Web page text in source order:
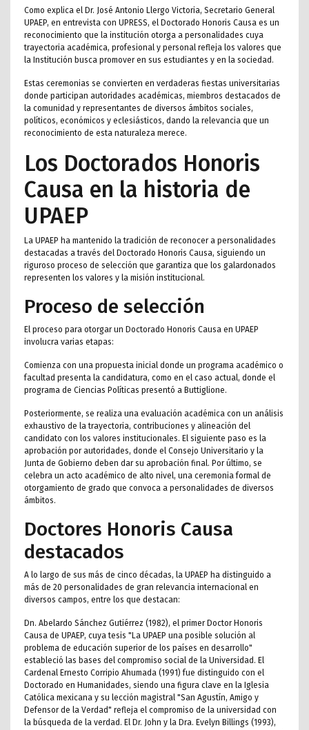
Como explica el Dr. José Antonio Llergo Victoria, Secretario General
UPAEP, en entrevista con UPRESS, el Doctorado Honoris Causa es un
reconocimiento que la institución otorga a personalidades cuya
trayectoria académica, profesional y personal refleja los valores que
la Institución busca promover en sus estudiantes y en la sociedad.
Estas ceremonias se convierten en verdaderas fiestas universitarias
donde participan autoridades académicas, miembros destacados de
la comunidad y representantes de diversos ámbitos sociales,
políticos, económicos y eclesiásticos, dando la relevancia que un
reconocimiento de esta naturaleza merece.
Los Doctorados Honoris
Causa en la historia de
UPAEP
La UPAEP ha mantenido la tradición de reconocer a personalidades
destacadas a través del Doctorado Honoris Causa, siguiendo un
riguroso proceso de selección que garantiza que los galardonados
representen los valores y la misión institucional.
Proceso de selección
El proceso para otorgar un Doctorado Honoris Causa en UPAEP
involucra varias etapas:
Comienza con una propuesta inicial donde un programa académico o
facultad presenta la candidatura, como en el caso actual, donde el
programa de Ciencias Políticas presentó a Buttiglione.
Posteriormente, se realiza una evaluación académica con un análisis
exhaustivo de la trayectoria, contribuciones y alineación del
candidato con los valores institucionales. El siguiente paso es la
aprobación por autoridades, donde el Consejo Universitario y la
Junta de Gobierno deben dar su aprobación final. Por último, se
celebra un acto académico de alto nivel, una ceremonia formal de
otorgamiento de grado que convoca a personalidades de diversos
ámbitos.
Doctores Honoris Causa
destacados
A lo largo de sus más de cinco décadas, la UPAEP ha distinguido a
más de 20 personalidades de gran relevancia internacional en
diversos campos, entre los que destacan:
Dn. Abelardo Sánchez Gutiérrez (1982), el primer Doctor Honoris
Causa de UPAEP, cuya tesis "La UPAEP una posible solución al
problema de educación superior de los países en desarrollo"
estableció las bases del compromiso social de la Universidad. El
Cardenal Ernesto Corripio Ahumada (1991) fue distinguido con el
Doctorado en Humanidades, siendo una figura clave en la Iglesia
Católica mexicana y su lección magistral "San Agustín, Amigo y
Defensor de la Verdad" refleja el compromiso de la universidad con
la búsqueda de la verdad. El Dr. John y la Dra. Evelyn Billings (1993),